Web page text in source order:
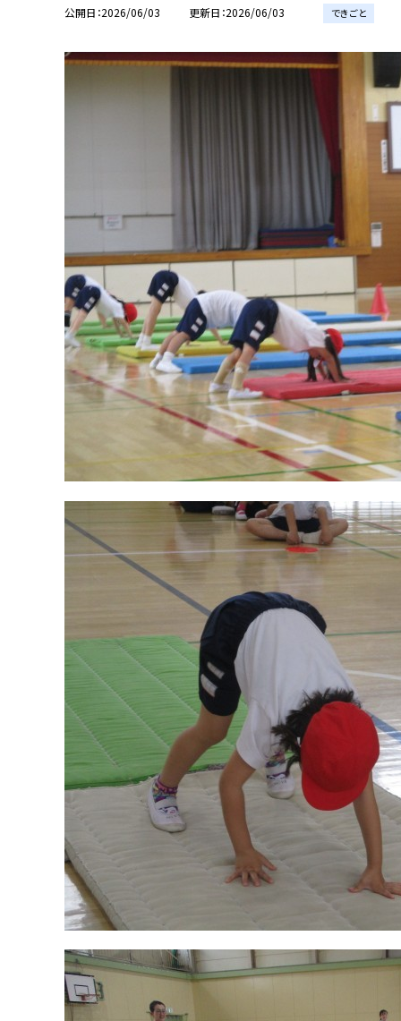
公開日 2026/06/03 更新日 2026/06/03 できごと